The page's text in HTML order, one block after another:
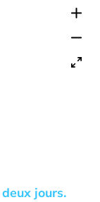
jours.